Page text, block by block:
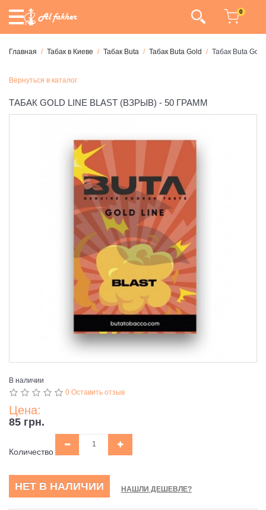
0
Главная Табак в Киеве Табак Buta Табак Buta Gold Табак Buta
Вернуться в каталог
ТАБАК GOLD LINE BLAST (ВЗРЫВ) - 50 ГРАММ
В наличии
0 Оставить отзыв
Цена:
85 грн.
Количество
НЕТ В НАЛИЧИИ НАШЛИ ДЕШЕВЛЕ?